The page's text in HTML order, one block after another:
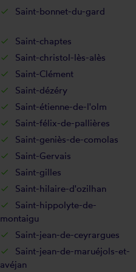
Saint-bonnet-du-gard
Saint-chaptes
Saint-christol-lès-alès
Saint-Clément
Saint-dézéry
Saint-étienne-de-l'olm
Saint-félix-de-pallières
Saint-geniès-de-comolas
Saint-Gervais
Saint-gilles
Saint-hilaire-d'ozilhan
Saint-hippolyte-de-
montaigu
Saint-jean-de-ceyrargues
Saint-jean-de-maruéjols-et-
avéjan